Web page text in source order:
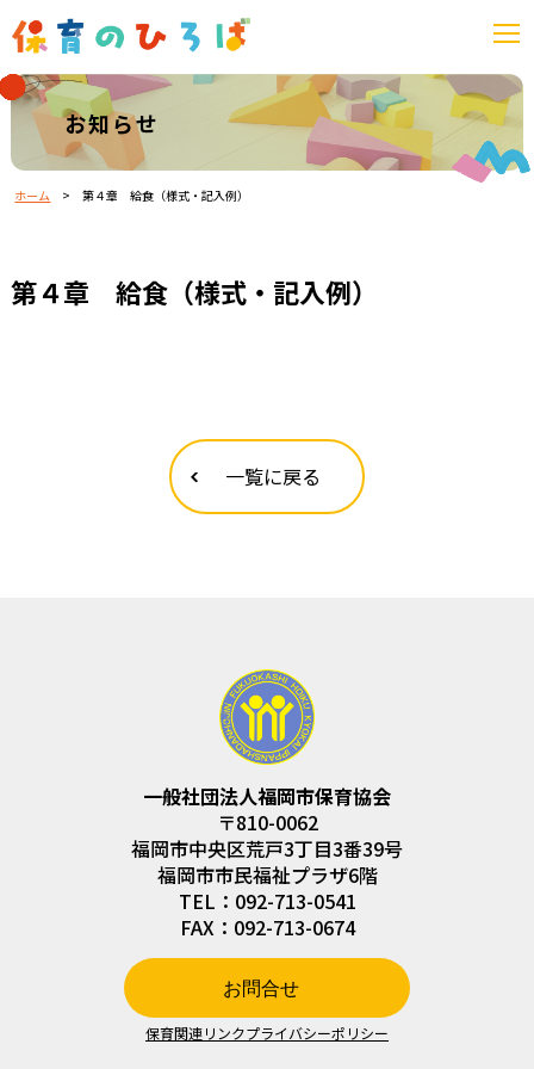
お知らせ
ホーム > 第４章 給食（様式・記入例）
第４章 給食（様式・記入例）
一覧に戻る
一般社団法人福岡市保育協会
〒810-0062
福岡市中央区荒戸3丁目3番39号
福岡市市民福祉プラザ6階
TEL：092-713-0541
FAX：092-713-0674
お問合せ
保育関連リンクプライバシーポリシー